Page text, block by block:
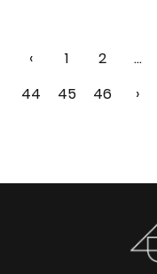
‹ 1 2 ...
44
45 46 ›